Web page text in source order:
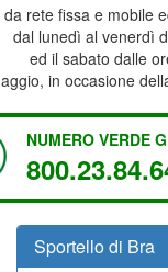
rete fissa e mobile
dal lunedì al venerdì
ed il sabato dalle
in occasione
NUMERO VERDE
Sportello di Bra